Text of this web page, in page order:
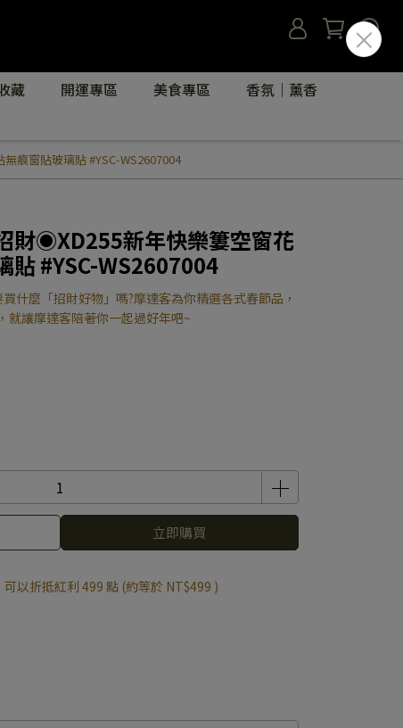
藏 開運專區 美食專區
香氛｜薰香
痕窗貼玻璃貼 #YSC-WS2607004
財◉XD255新年快樂簍空窗花
貼 #YSC-WS2607004
什麼「招財好物」嗎?摩達客為你精選各式春節品，
就讓摩達客陪著你一起過好年吧~
立即購買
可以折抵紅利499 點 (約等於 NT$499 )